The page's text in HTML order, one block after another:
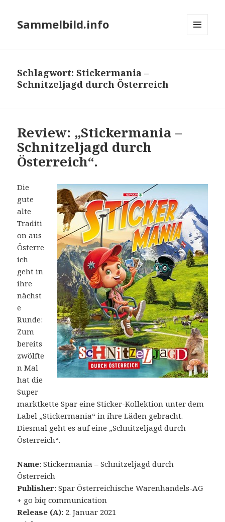
Sammelbild.info
Schlagwort:Stickermania –
Schnitzeljagd durch Österreich
Review: „Stickermania –
Schnitzeljagd durch
Österreich“.
Die
gute
alte
Traditi
on aus
Österre
ich
geht in
ihre
nächst
e
Runde:
Zum
bereits
zwölfte
n Mal
hat die
Super
marktkette Spar eine Sticker-Kollektion unter dem
Label „Stickermania“ in ihre Läden gebracht.
Diesmal geht es auf eine „Schnitzeljagd durch
Österreich“.
Name: Stickermania – Schnitzeljagd durch
Österreich
Publisher: Spar Österreichische Warenhandels-AG
+ go biq communication
Release (A): 2. Januar 2021